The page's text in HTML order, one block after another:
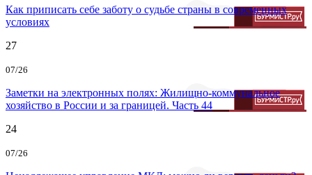
Как приписать себе заботу о судьбе страны в современных
условиях
27
07/26
Заметки на электронных полях: Жилищно-коммунальное
хозяйство в России и за границей. Часть 44
24
07/26